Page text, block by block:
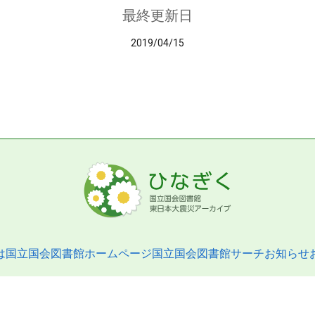
最終更新日
2019/04/15
国立国会図書館ホームページ国立国会図書館サーチお知らせ